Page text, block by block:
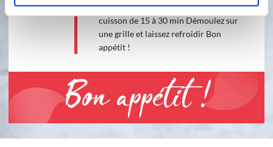
four à 180 ° C(th6) et prolongez la
cuisson de 15 à 30 min Démoulez sur
une grille et laissez refroidir Bon
appétit !
Bon appétit !